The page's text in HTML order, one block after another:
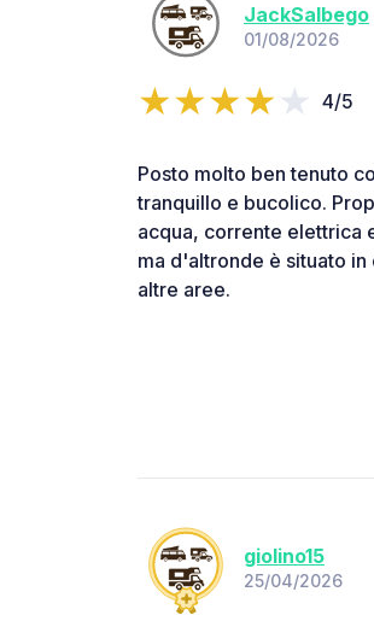
JackSalbego
01/08/2026
4/5
Posto molto ben tenuto
tranquillo e bucolico.
acqua, corrente elettrica
ma d'altronde è situato
altre aree.
giolino15
25/04/2026